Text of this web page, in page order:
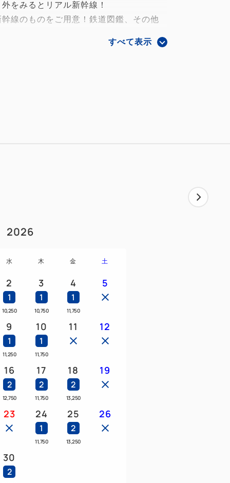
をみるとリアル新幹線！
線のものをご用意！鉄道図鑑、その他
山陽新幹線編EX」をテレビに繋いでプ
ジナルキーホルダーを1室につき1個プ
詳細は京都鉄道博物館のHPを必ずご確
は休館となります※2024年9月時点）
ます！！
・山陽新幹線をお部屋で見れます！
大興奮間違いなし！！
が多少異なりますので御了承下さいま
を確約でご用意！
につきお子様1人無料
ので、お子様は添い寝になります）
ィスポンジ、歯ブラシ、スリッパが入
すべて表示
2026
水 木 金 土
2
1
10,250
3
1
10,750
4
1
11,750
5
9
1
11,250
10
1
11,750
11 12
16
2
12,750
17
2
11,750
18
2
13,250
19
23 24
1
11,750
25
2
13,250
26
30
2